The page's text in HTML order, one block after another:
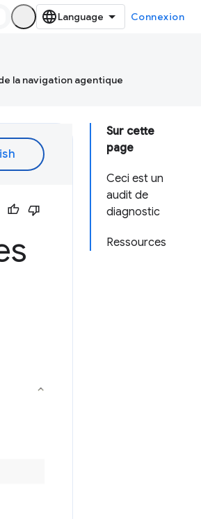
Connexion
la navigation agentique
Sur cette
page
Ceci est un
audit de
diagnostic
Ressources